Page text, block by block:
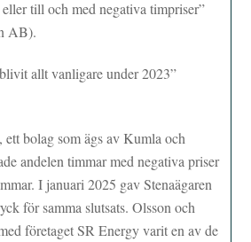
till och med negativa timpriser”
AB).
allt vanligare under 2023”
bolag som ägs av Kumla och
andelen timmar med negativa priser
I januari 2025 gav Stenaägaren
för samma slutsats. Olsson och
företaget SR Energy varit en av de